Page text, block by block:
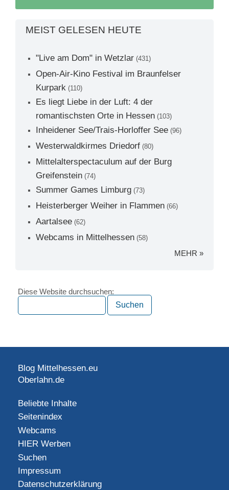
MEIST GELESEN HEUTE
"Live am Dom" in Wetzlar (431)
Open-Air-Kino Festival im Braunfelser
Kurpark (110)
Es liegt Liebe in der Luft: 4 der
romantischsten Orte in Hessen (103)
Inheidener See/Trais-Horloffer See (96)
Westerwaldkirmes Driedorf (80)
Mittelalterspectaculum auf der Burg
Greifenstein (74)
Summer Games Limburg (73)
Heisterberger Weiher in Flammen (66)
Aartalsee (62)
Webcams in Mittelhessen (58)
MEHR »
Diese Website durchsuchen:
Blog Mittelhessen.eu
Oberlahn.de
Beliebte Inhalte
Seitenindex
Webcams
HIER Werben
Suchen
Impressum
Datenschutzerklärung